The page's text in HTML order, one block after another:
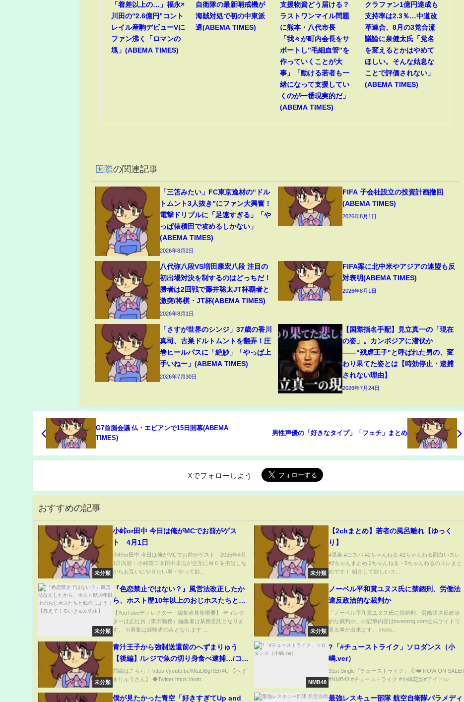
「着差以上の…」福永×
川田の“2.6億円”コント
レイル産駒デビューVに
ファン沸く「ロマンの
塊」(ABEMA TIMES)
自衛隊の最新哨戒機が
海賊対処で初の中東派
遣(ABEMA TIMES)
支援物資どう届ける？
ラストワンマイル問題
に熊本・八代市長
「我々が町内会長をサ
ポートし”毛細血管”を
作っていくことが大
事」「動ける若者も一
緒になって支援してい
くのが一番現実的だ」
(ABEMA TIMES)
クラファン1億円達成も
支持率は2.3％…中道改
革連合、8月の3党合流
議論に泉健太氏「党名
を変えるとかはやめて
ほしい。そんな姑息な
ことで評価されない」
(ABEMA TIMES)
国際の関連記事
「三笘みたい」FC東京逸材の“ドル
トムント3人抜き”にファン大興奮！
電撃ドリブルに「足速すぎる」「や
っぱ俵積田で攻めるしかない」
(ABEMA TIMES)
2026年8月2日
FIFA 子会社設立の投資計画撤回
(ABEMA TIMES)
2026年8月1日
八代弥八段VS増田康宏八段 注目の
初出場対決を制するのはどっちだ！
勝者は2回戦で藤井聡太JT杯覇者と
激突/将棋・JT杯(ABEMA TIMES)
2026年8月1日
FIFA案に北中米やアジアの連盟も反
対表明(ABEMA TIMES)
2026年8月1日
「さすが世界のシンジ」37歳の香川
真司、古巣ドルトムントを翻弄！圧
巻ヒールパスに「絶妙」「やっぱ上
手いねー」(ABEMA TIMES)
2026年7月30日
【国際指名手配】見立真一の「現在
の姿」。カンボジアに潜伏か
――"残虐王子"と呼ばれた男の、変
わり果てた姿とは【時効停止・逮捕
されない理由】
2026年7月24日
G7首脳会議 仏・エビアンで15日開幕(ABEMA
TIMES)
男性声優の「好きなタイプ」「フェチ」まとめ
Xでフォローしよう
おすすめの記事
未分類
小峠or田中 今日は俺がMCでお前がゲス
ト 4月1日
小峠or田中 今日は俺がMCでお前がゲスト 2025年4月
1日内容：小峠英二＆田中卓志が交互にＭＣを担当しな
がらお互いにやりたい事・やって欲...
未分類
【2chまとめ】若者の風呂離れ【ゆっく
り】
#温泉 #コスパ #2ちゃんねる #2ちゃんねる面白いスレ
#2ちゃんまとめ 2ちゃんねる・5ちゃんねるのスレまと
めです！ 紹介して欲しいス...
未分類
『色恋禁止ではない？』風営法改正したか
ら、ホスト歴10年以上のおじホスたちと勉
強しよう！【教えて！るいきゅん先生】
【YouTubeディレクター・編集者募集概要】 ディレク
ターは正社員（東京勤務）編集者は業務委託となりま
す。 ※募集は経験者のみとなります ...
未分類
ノーベル平和賞ユヌス氏に禁錮刑、労働法
違反政治的な裁判か
「ノーベル平和賞ユヌス氏に禁錮刑、労働法違反政治
的な裁判か」の記事内容はinvesting.com公式サイトで
見る事が出来ます。 inves...
未分類
青汁王子から強制送還前のへずまりゅう
【後編】/レジで魚の切り身食べ逮捕…/コロ
ナ感染クラスタ–起こし家族がアンチから迷
惑被害…
前編はこちら！ https://youtu.be/MtaDBgRER4U 【へず
まりゅうさん】 ◆Twitter https://twitt...
NMB48
?「#チューストライク」ソロダンス（小
嶋.ver）
31st Single『チューストライク』 ⚾️❤️ NOW ON SALE!!
#NMB48 #チューストライク #小嶋花梨#アイドル ...
僕が見たかった青空「好きすぎてUp and 最強レスキュー部隊 航空自衛隊パラメディ